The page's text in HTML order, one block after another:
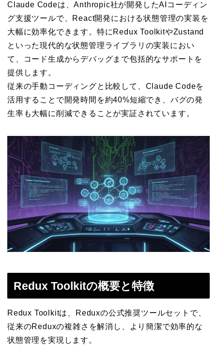
Claude Codeは、Anthropic社が開発したAIコーディン
グ支援ツールで、React開発における状態管理の実装を
大幅に効率化できます。特にRedux ToolkitやZustand
といった現代的な状態管理ライブラリの実装におい
て、コード生成からデバッグまで包括的なサポートを
提供します。
従来の手動コーディングと比較して、Claude Codeを
活用することで開発時間を約40%短縮でき、バグの発
生率も大幅に削減できることが実証されています。
Redux Toolkitの概要と特徴
Redux Toolkitは、Reduxの公式推奨ツールセットで、
従来のReduxの複雑さを解消し、より簡潔で効率的な
状態管理を実現します。